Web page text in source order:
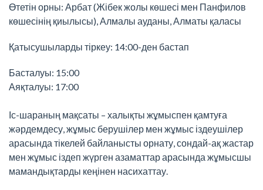
Өтетін орны: Арбат (Жібек жолы көшесі мен Панфилов
көшесінің қиылысы), Алмалы ауданы, Алматы қаласы
Қатысушыларды тіркеу: 14:00-ден бастап
Басталуы: 15:00
Аяқталуы: 17:00
Іс-шараның мақсаты – халықты жұмыспен қамтуға
жәрдемдесу, жұмыс берушілер мен жұмыс іздеушілер
арасында тікелей байланысты орнату, сондай-ақ жастар
мен жұмыс іздеп жүрген азаматтар арасында жұмысшы
мамандықтарды кеңінен насихаттау.